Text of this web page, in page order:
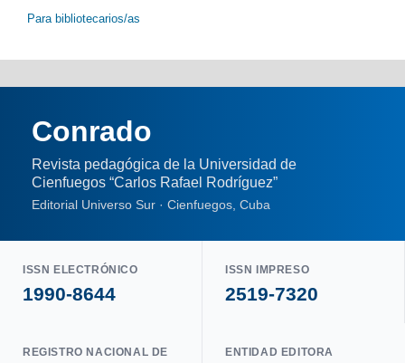
Para bibliotecarios/as
Conrado
Revista pedagógica de la Universidad de
Cienfuegos “Carlos Rafael Rodríguez”
Editorial Universo Sur · Cienfuegos, Cuba
ISSN ELECTRÓNICO
1990-8644
ISSN IMPRESO
2519-7320
REGISTRO NACIONAL DE
ENTIDAD EDITORA